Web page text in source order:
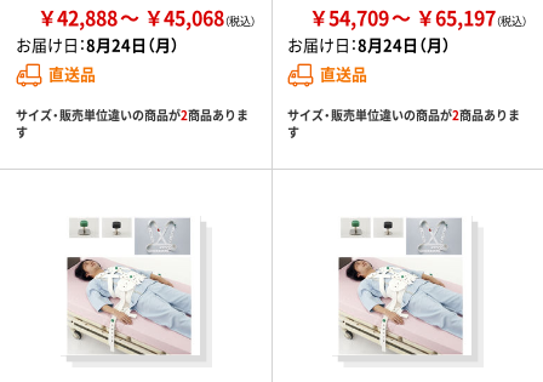
￥42,888 ￥45,068
お届け日：8月24日（月）
直送品
サイズ・販売単位違いの商品が2商品ありま
す
￥54,709 ￥65,197
お届け日：8月24日（月）
直送品
サイズ・販売単位違いの商品が2商品ありま
す